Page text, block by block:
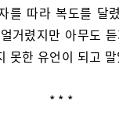
를 따라 복도를 달
거렸지만 아무도
못한 유언이 되고
* * *